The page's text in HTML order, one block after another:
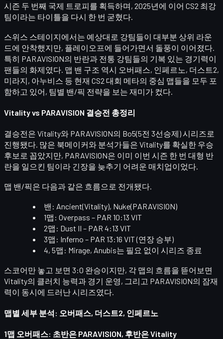
시즌 두 번째 국제 트로피를 획득하며, 2025년에 이어 CS2 최강
팀이라는 타이틀을 다시 한 번 굳혔다.
스위스 스테이지에서는 예상대로 강팀들이 대부분 상위 라운
드에 안착했지만, 플레이오프에 들어가면서 돌풍이 이어졌다.
특히 PARAVISION의 반란과 전통 강팀들의 기복 있는 경기력이
팬들의 화제였다. 맵 밴 구조 역시 오버패스, 인페르노, 더스트2,
미라지, 아누비스 등 현재 CS2 대회 메타의 중심 맵들을 모두 포
함하고 있어, 팀별 밴/픽 전략을 보는 재미가 컸다.
Vitality vs PARAVISION 결승전 총정리
결승전은 Vitality와 PARAVISION의 Bo5(5전 3선승제)시리즈로
진행됐다. 많은 북메이커와 분석가들은 Vitality를 확실한 우승
후보로 꼽았지만, PARAVISION은 이미 이번 시즌 한 번 대형 반
란을 일으킨 팀이라 긴장을 늦추기 어려운 매치업이었다.
맵 밴/픽은 다음과 같은 흐름으로 전개됐다.
밴: Ancient(Vitality), Nuke(PARAVISION)
1맵: Overpass – PAR 10:13 VIT
2맵: Dust II – PAR 4:13 VIT
3맵: Inferno – PAR 13:16 VIT (연장 승부)
4, 5맵: Mirage, Anubis는 필요 없이 시리즈 종료
스코어만 놓고 보면 3:0 완승이지만, 각 맵의 흐름을 뜯어보면
Vitality의 클러치 능력과 경기 운영, 그리고 PARAVISION의 잠재
력이 동시에 드러난 시리즈였다.
맵별 세부 분석: 오버패스, 더스트2, 인페르노
1맵 오버패스: 초반은 PARAVISION, 후반은 Vitality